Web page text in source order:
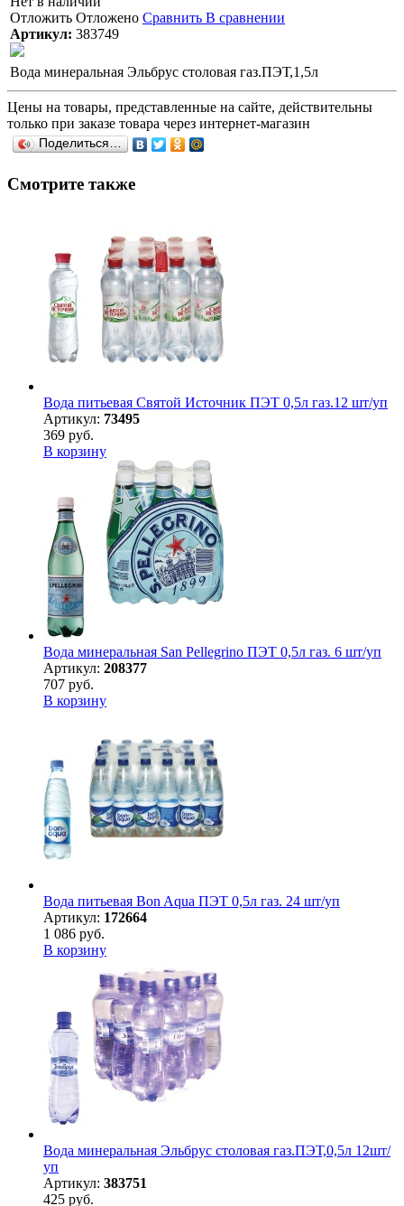
Отложить Отложено Сравнить В сравнении
Артикул: 383749
Вода минеральная Эльбрус столовая газ.ПЭТ,1,5л
Цены на товары, представленные на сайте, действительны
только при заказе товара через интернет-магазин
Поделиться…
Смотрите также
Вода питьевая Святой Источник ПЭТ 0,5л газ.12 шт/уп
Артикул: 73495
369 руб.
В корзину
Вода минеральная San Pellegrino ПЭТ 0,5л газ. 6 шт/уп
Артикул: 208377
707 руб.
В корзину
Вода питьевая Bon Aqua ПЭТ 0,5л газ. 24 шт/уп
Артикул: 172664
1 086 руб.
В корзину
Вода минеральная Эльбрус столовая газ.ПЭТ,0,5л 12шт/
уп
Артикул: 383751
425 руб.